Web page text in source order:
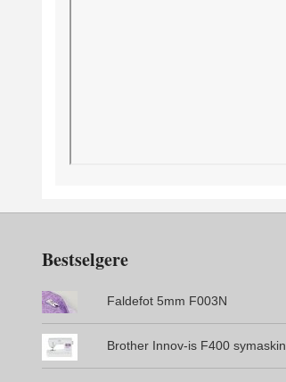
Bestselgere
Faldefot 5mm F003N
Brother Innov-is F400 symaskin